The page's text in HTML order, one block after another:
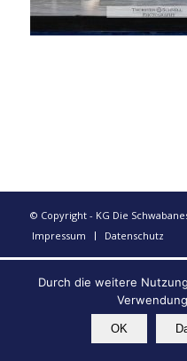
© Copyright - KG Die
Impressum
Datenschutz
Durch die weitere
OK